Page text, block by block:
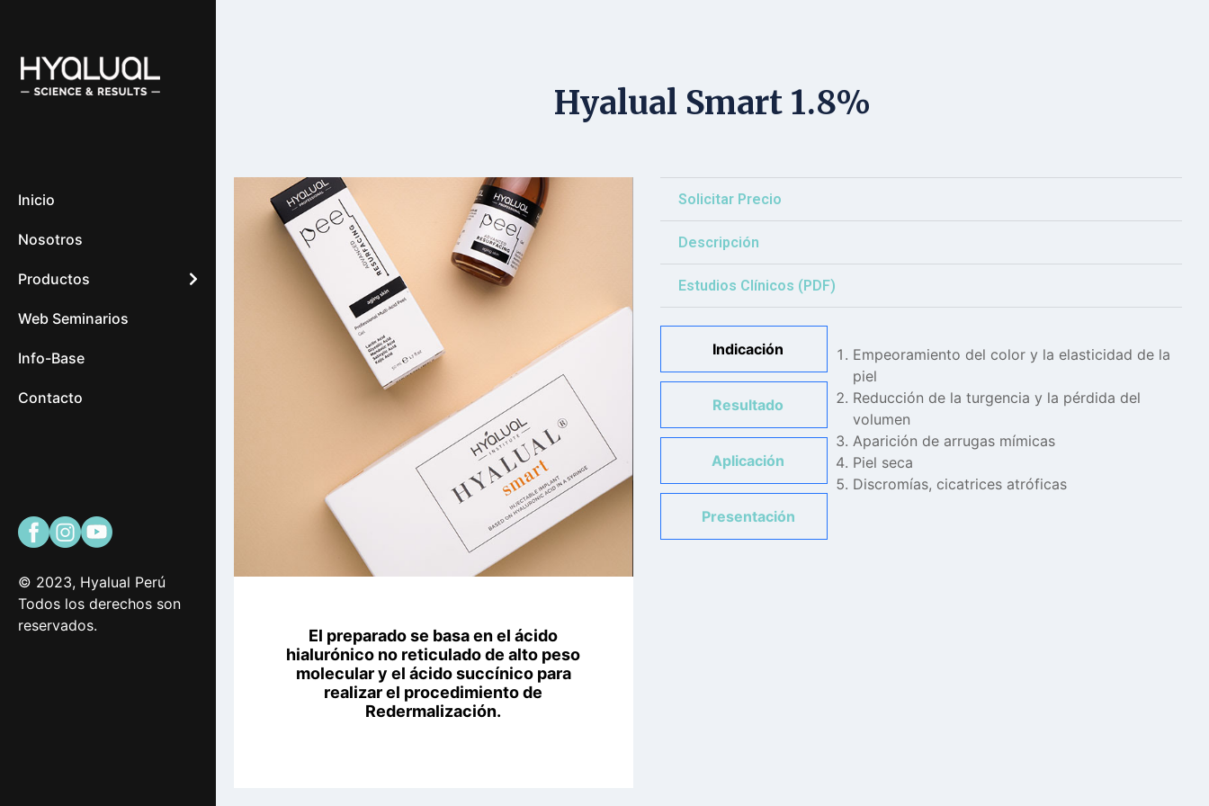
Inicio
Nosotros
Productos
Web Seminarios
Info-Base
Contacto
© 2023, Hyalual Perú
Todos los derechos son
reservados.
Hyalual Smart 1.8%
El preparado se basa en el ácido
hialurónico no reticulado de alto peso
molecular y el ácido succínico para
realizar el procedimiento de
Redermalización.
Solicitar Precio
Descripción
Estudios Clínicos (PDF)
Indicación
Resultado
Aplicación
Presentación
Empeoramiento del color y la elasticidad de la
piel
Reducción de la turgencia y la pérdida del
volumen
Aparición de arrugas mímicas
Piel seca
Discromías, cicatrices atróficas